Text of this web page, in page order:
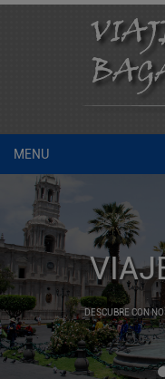
MENU
DESCUBRE CON